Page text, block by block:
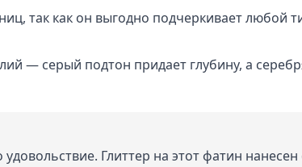
так как он выгодно подчеркивает любой
— серый подтон придает глубину, а
Глиттер на этот фатин